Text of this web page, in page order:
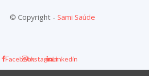
© Copyright - Sami Saúde
FacebookInstagramLinkedin